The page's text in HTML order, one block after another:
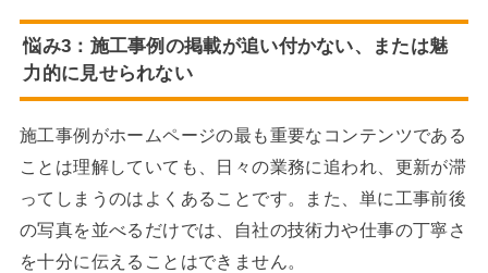
悩み3：施工事例の掲載が追い付かない、または魅
力的に見せられない
施工事例がホームページの最も重要なコンテンツである
ことは理解していても、日々の業務に追われ、更新が滞
ってしまうのはよくあることです。また、単に工事前後
の写真を並べるだけでは、自社の技術力や仕事の丁寧さ
を十分に伝えることはできません。